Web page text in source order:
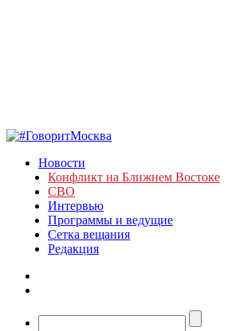
Новости
Конфликт на Ближнем Востоке
СВО
Интервью
Программы и ведущие
Сетка вещания
Редакция